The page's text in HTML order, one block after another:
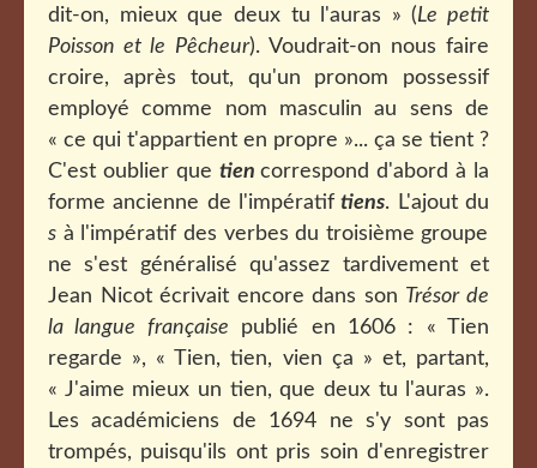
dit-on, mieux que deux tu l'auras » (Le petit
Poisson et le Pêcheur). Voudrait-on nous faire
croire, après tout, qu'un
pronom possessif
employé comme nom masculin au sens de
« ce qui t'appartient en propre »... ça se tient ?
C'est oublier que tiencorrespond d'abord à la
forme ancienne de l'impératif tiens. L'ajout du
s à l'impératif des verbes du troisième groupe
ne s'est généralisé qu'assez tardivement et
Jean Nicot écrivait encore dans son Trésor de
la langue française publié en 1606 : « Tien
regarde », « Tien, tien, vien ça » et, partant,
« J'aime mieux un tien, que deux tu l'auras ».
Les académiciens de 1694 ne s'y sont pas
trompés, puisqu'ils ont pris soin d'enregistrer